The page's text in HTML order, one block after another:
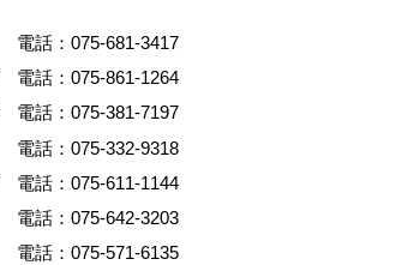
ースタンドに行き、仕事が終わ
銭湯へ、休日は鴨川へ」という
の生活の絵が浮かんだことから
ら自ら進め、解体現場から引き
た大理石や古材を再利用。建物
憶を受け継ぎつつ、住まいと仕
電話：075-681-3417
電話：075-861-1264
電話：075-381-7197
電話：075-332-9318
電話：075-611-1144
電話：075-642-3203
電話：075-571-6135